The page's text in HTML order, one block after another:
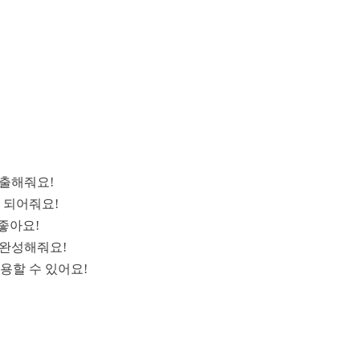
해줘요!
어줘요!
아요!
성해줘요!
할 수 있어요!